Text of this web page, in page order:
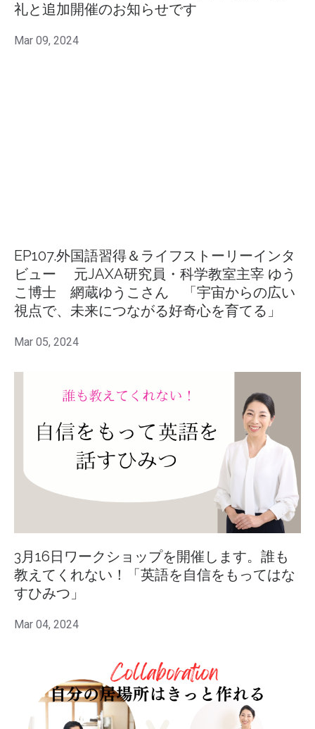
礼と追加開催のお知らせです
Mar 09, 2024
EP107.外国語習得＆ライフストーリーインタ
ビュー 元JAXA研究員・科学教室主宰 ゆう
こ博士 網蔵ゆうこさん 「宇宙からの広い
視点で、未来につながる好奇心を育てる」
Mar 05, 2024
3月16日ワークショップを開催します。誰も
教えてくれない！「英語を自信をもってはな
すひみつ」
Mar 04, 2024